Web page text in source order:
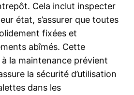
Cela inclut inspecter
état, s’assurer que toutes
fixées et
abîmés. Cette
la maintenance prévient
la sécurité d’utilisation
dans les